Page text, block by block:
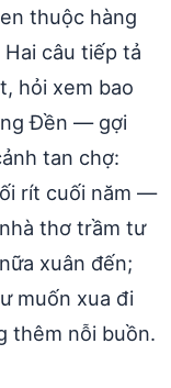
thuộc hàng
câu tiếp tả
hỏi xem bao
Đền — gợi
tan chợ:
rít cuối năm —
thơ trầm tư
xuân đến;
muốn xua đi
thêm nỗi buồn.